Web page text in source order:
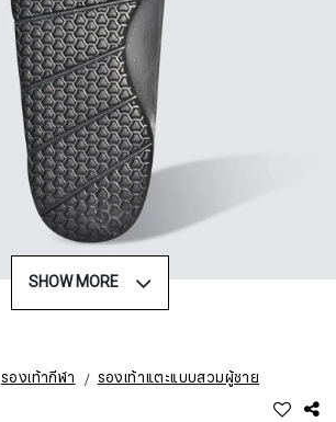
SHOW MORE
รองเท้ากีฬา รองเท้าแตะแบบสวมผู้ชาย